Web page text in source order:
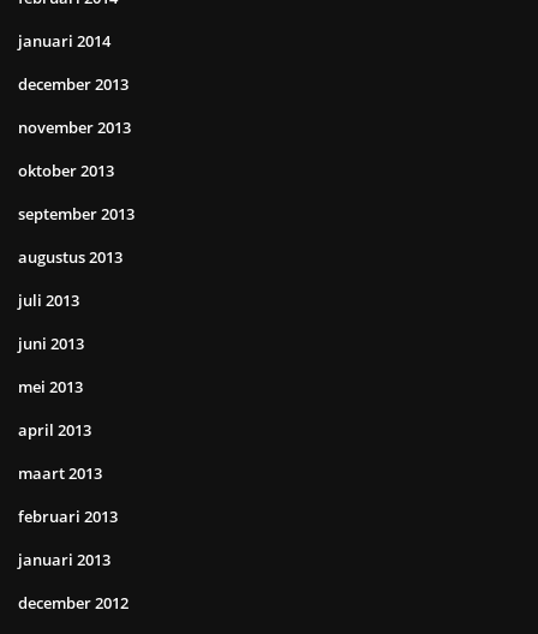
januari 2014
december 2013
november 2013
oktober 2013
september 2013
augustus 2013
juli 2013
juni 2013
mei 2013
april 2013
maart 2013
februari 2013
januari 2013
december 2012